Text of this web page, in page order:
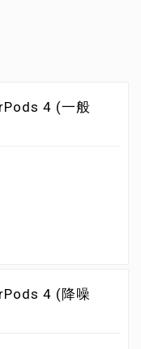
4 (一般
4 (降噪